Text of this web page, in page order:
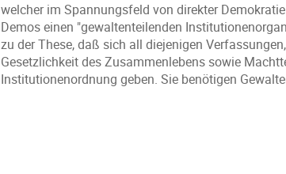
welcher im Spannungsfeld von direkter
Demos einen "gewaltenteilenden
zu der These, daß sich all diejenigen
Gesetzlichkeit des Zusammenlebens sowie
Institutionenordnung geben. Sie benötigen